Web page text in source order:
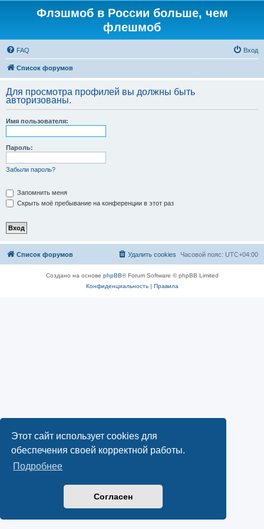
Этот сайт использует cookies для
обеспечения своей корректной работы.
Подробнее
Согласен
Флэшмоб в России больше, чем
флешмоб
FAQ Вход
Список форумов
Для просмотра профилей вы должны быть
авторизованы.
Имя пользователя:
Пароль:
Забыли пароль?
Запомнить меня
Скрыть моё пребывание на конференции в этот раз
Список форумов Часовой пояс: UTC+04:00
Удалить cookies
Создано на основе phpBB® Forum Software © phpBB Limited
Конфиденциальность| Правила